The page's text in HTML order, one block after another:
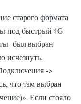
старого формата
под быстрый 4G
был выбран
исчезнуть.
->
что там выбран
Если стояло